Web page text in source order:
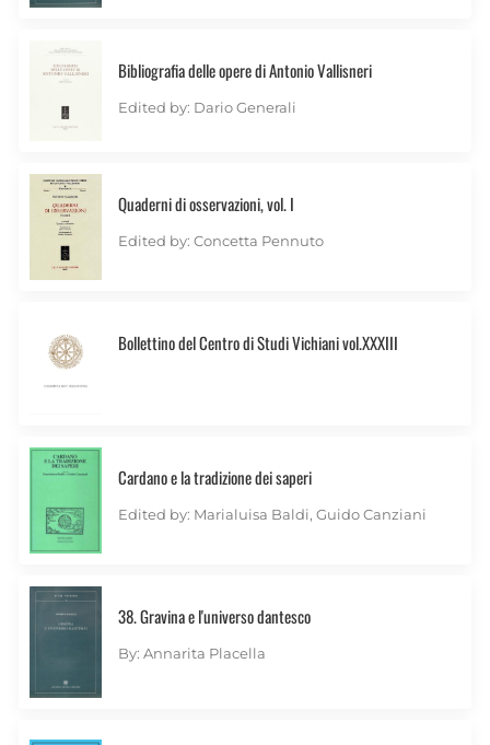
Bibliografia delle opere di Antonio Vallisneri
Edited by: Dario Generali
Quaderni di osservazioni, vol. I
Edited by: Concetta Pennuto
Bollettino del Centro di Studi Vichiani vol.XXXIII
Cardano e la tradizione dei saperi
Edited by: Marialuisa Baldi, Guido Canziani
38. Gravina e l'universo dantesco
By: Annarita Placella